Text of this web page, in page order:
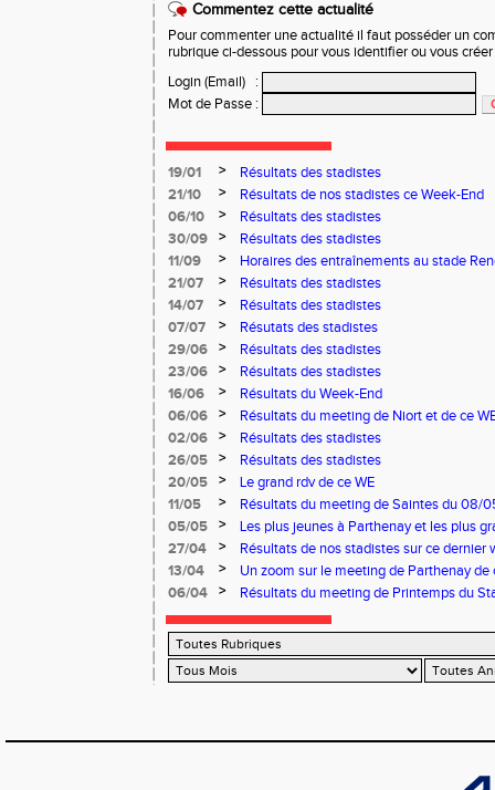
Commentez cette actualité
Pour commenter une actualité il faut posséder un
rubrique ci-dessous pour vous identifier ou vous
Login (Email)
:
Mot de Passe :
19/01 >
Résultats des stadistes
21/10
>
Résultats de nos stadistes ce Week-End
06/10
>
Résultats des stadistes
30/09
>
Résultats des stadistes
11/09
>
Horaires des entraînements au stade
21/07
>
Résultats des stadistes
14/07
>
Résultats des stadistes
07/07
>
Résutats des stadistes
29/06
>
Résultats des stadistes
23/06
>
Résultats des stadistes
16/06
>
Résultats du Week-End
06/06
>
Résultats du meeting de Niort et de ce
02/06
>
Résultats des stadistes
26/05
>
Résultats des stadistes
20/05
>
Le grand rdv de ce WE
11/05
>
Résultats du meeting de Saintes du 08/
Niort du 11/05/2025
05/05 >
Les plus jeunes à Parthenay et les plus
03 et 04 mai
27/04 >
Résultats de nos stadistes sur ce dernier
13/04
>
Un zoom sur le meeting de Parthenay
06/04
> Résultats du meeting de Printemps du